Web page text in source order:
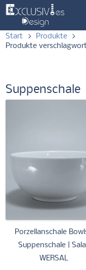
Start > Produkte
>
Produkte
Suppenschale
Porzellanschale
Suppenschale |
WERSAL